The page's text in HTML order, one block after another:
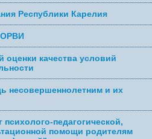
Республики Карелия
ОРВИ
оценки качества условий
несовершеннолетним и их
педагогической,
помощи родителям